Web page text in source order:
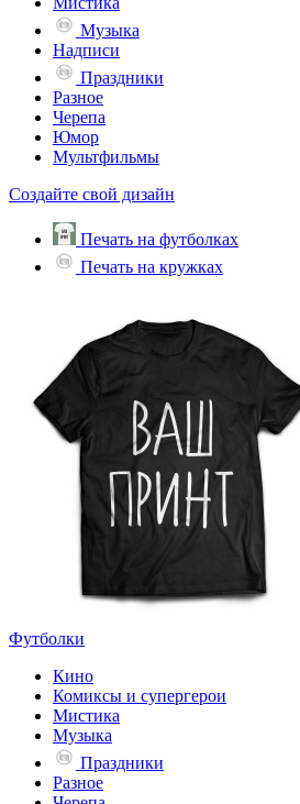
Музыка
Надписи
Праздники
Разное
Черепа
Юмор
Мультфильмы
Создайте свой дизайн
Печать на футболках
Печать на кружках
Футболки
Кино
Комиксы и супергерои
Мистика
Музыка
Праздники
Разное